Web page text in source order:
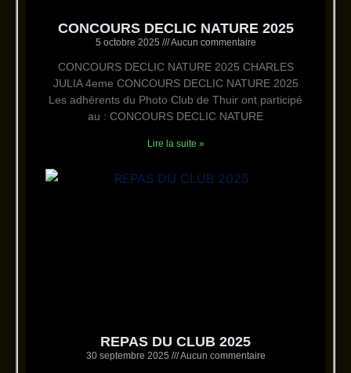
CONCOURS DECLIC NATURE 2025
5 octobre 2025 Aucun commentaire
CONCOURS DECLIC NATURE 2025 CHARLES
JULIA 4eme CONCOURS DECLIC NATURE 2025
Les adhérents du Photo Club de Thuir ont participé
au : CONCOURS DECLIC NATURE
Lire la suite »
REPAS DU CLUB 2025
30 septembre 2025 Aucun commentaire